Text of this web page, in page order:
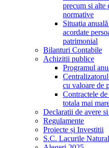
precum si alte
normative
Situaţia
acordate
patrimonial
Bilanturi Contabile
Achizitii publice
Programul
cu valoare de
Contractele
totala mai
Declaratii de avere
Regulamente
Proiecte și Investitii
S.C. Lacurile